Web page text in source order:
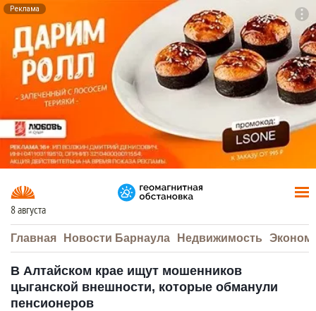
Реклама
8 августа
Главная Новости Барнаула Недвижимость
В Алтайском крае ищут мошенников
цыганской внешности, которые обманули
пенсионеров